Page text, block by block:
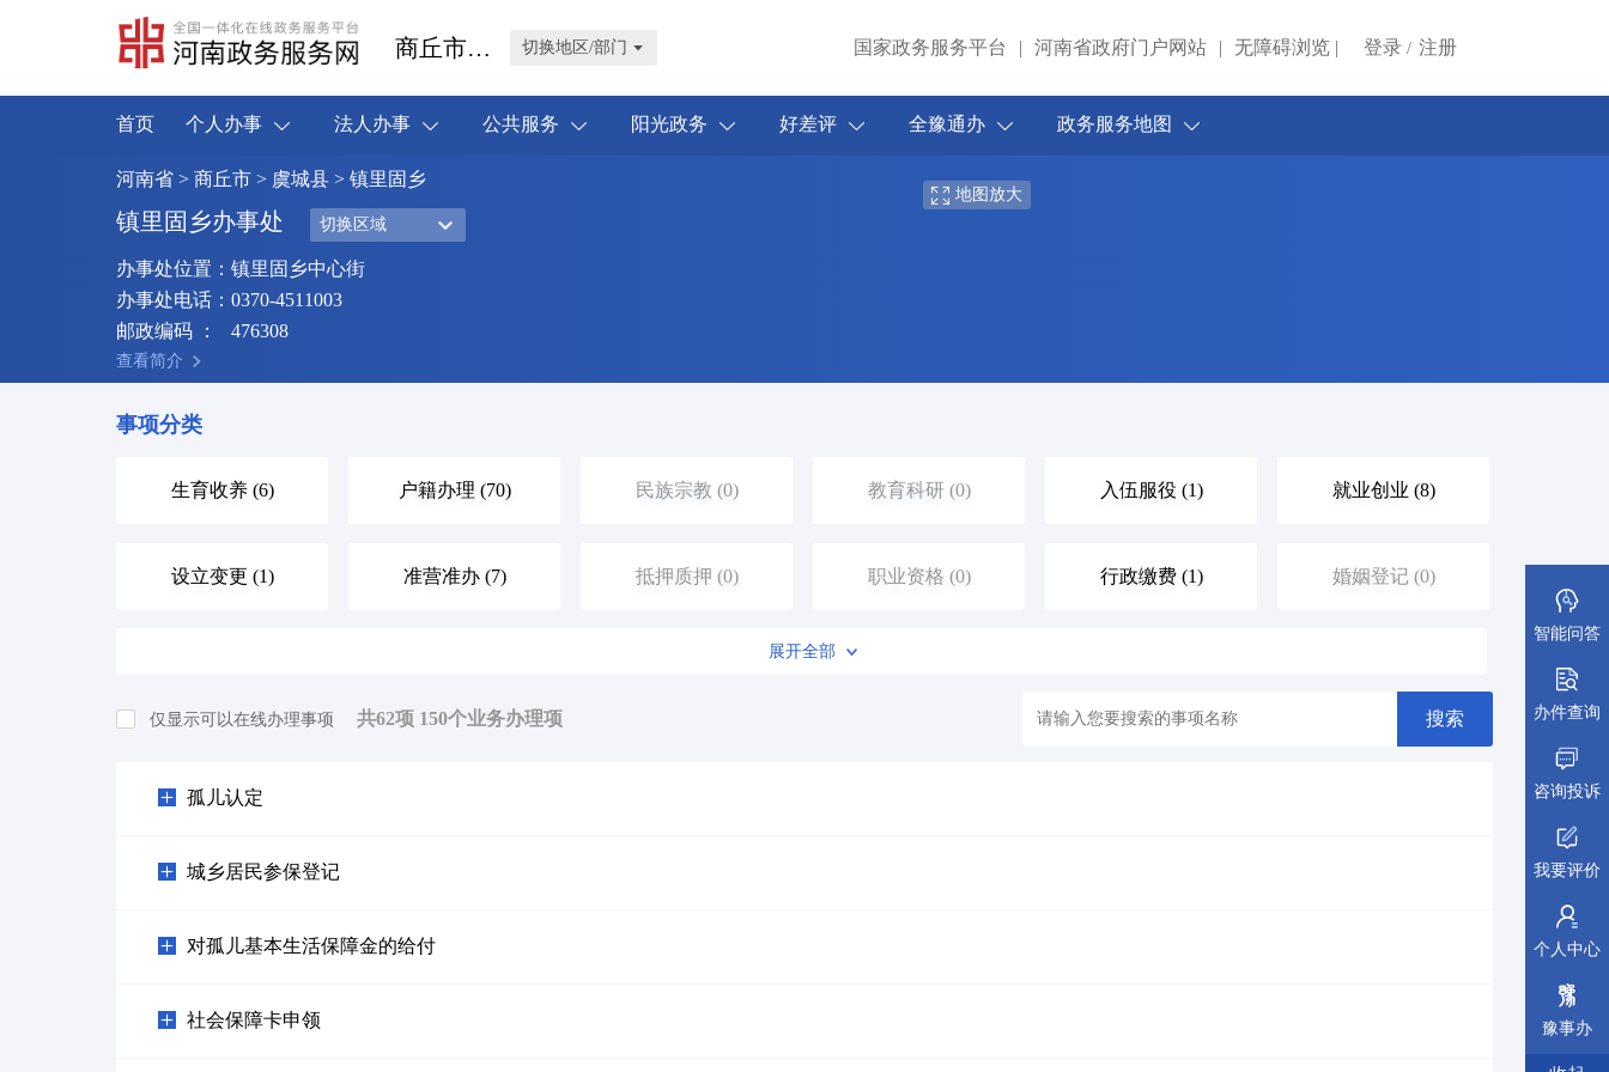
商丘市虞城县 切换地区/部门 国家政务服务平台 | 河南省政府门户网站 | 无障碍浏览 | 登录 / 注册
首页 个人办事 法人办事 公共服务 阳光政务 好差评 全豫通办 政务服务地图
河南省 > 商丘市 > 虞城县 > 镇里固乡
镇里固乡办事处 切换区域
办事处位置： 镇里固乡中心街
办事处电话： 0370-4511003
邮政编码 ：
476308
查看简介
地图放大
事项分类
生育收养 (6) 户籍办理 (70) 民族宗教 (0) 教育科研 (0) 入伍服役 (1) 就业创业 (8)
设立变更 (1) 准营准办 (7) 抵押质押 (0) 职业资格 (0) 行政缴费 (1) 婚姻登记 (0)
知识产权 (0)
展开全部
仅显示可以在线办理事项 共62项 150个业务办理项 搜索
孤儿认定
城乡居民参保登记
对孤儿基本生活保障金的给付
社会保障卡申领
智能问答
办件查询
咨询投诉
我要评价
个人中心
豫事办